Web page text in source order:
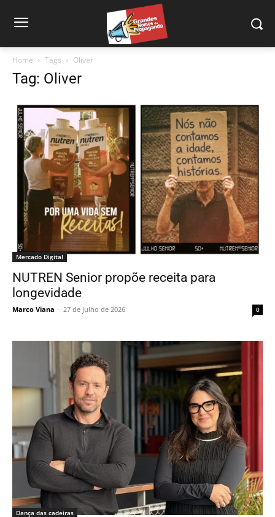
Home Tags Oliver
Tag: Oliver
Mercado Digital
NUTREN Senior propõe receita para
longevidade
Marco Viana - 27 de julho de 2026 0
Dança das cadeiras